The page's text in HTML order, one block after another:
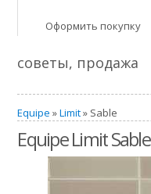
Оформить покупку
советы, продажа
Equipe »Limit» Sable
Equipe Limit Sable